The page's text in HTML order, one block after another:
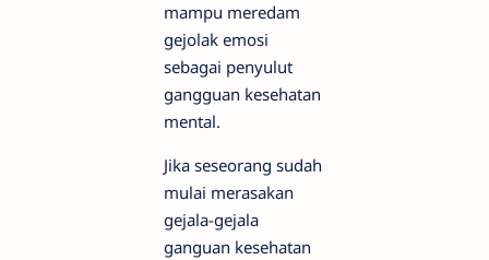
mampu meredam
gejolak emosi
sebagai penyulut
gangguan kesehatan
mental.
Jika seseorang sudah
mulai merasakan
gejala-gejala
ganguan kesehatan